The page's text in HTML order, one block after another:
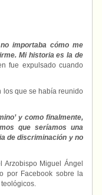
importaba cómo me
Mi historia es la de
fue expulsado cuando
los que se había reunido
y como finalmente,
que seríamos una
de discriminación y no
Miguel Ángel
por Facebook sobre la